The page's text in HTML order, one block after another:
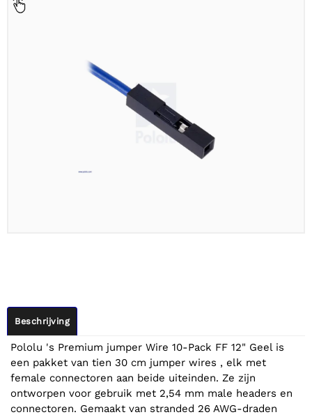
Beschrijving
Pololu 's Premium jumper Wire 10-Pack FF 12" Geel is
een pakket van tien 30 cm jumper wires , elk met
female connectoren aan beide uiteinden. Ze zijn
ontworpen voor gebruik met 2,54 mm male headers en
connectoren. Gemaakt van stranded 26 AWG-draden